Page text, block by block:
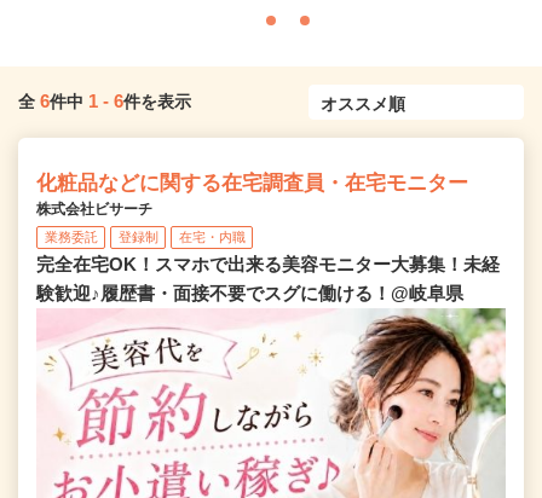
全 6件中 1 - 6件を表示
化粧品などに関する在宅調査員・在宅モニター
株式会社ビサーチ
業務委託 登録制 在宅・内職
完全在宅OK！スマホで出来る美容モニター大募集！未経
験歓迎♪履歴書・面接不要でスグに働ける！@岐阜県